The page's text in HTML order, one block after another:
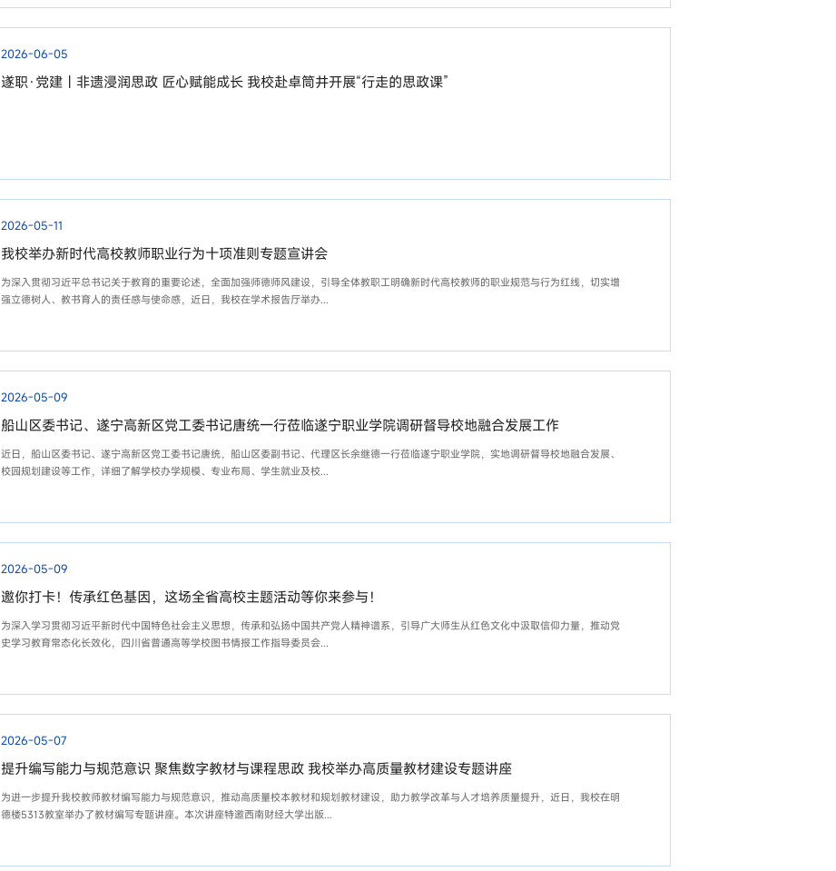
2026-06-05
遂职·党建丨非遗浸润思政 匠心赋能成长 我校赴卓筒井开展“行走的思政课”
2026-05-11
我校举办新时代高校教师职业行为十项准则专题宣讲会
为深入贯彻习近平总书记关于教育的重要论述，全面加强师德师风建设，引导全体教职工明确新时代高校教师的职业规范与行为红线，切实增
强立德树人、教书育人的责任感与使命感，近日，我校在学术报告厅举办...
2026-05-09
船山区委书记、遂宁高新区党工委书记唐统一行莅临遂宁职业学院调研督导校地融合发展工作
近日，船山区委书记、遂宁高新区党工委书记唐统，船山区委副书记、代理区长余继德一行莅临遂宁职业学院，实地调研督导校地融合发展、
校园规划建设等工作，详细了解学校办学规模、专业布局、学生就业及校...
2026-05-09
邀你打卡！传承红色基因，这场全省高校主题活动等你来参与！
为深入学习贯彻习近平新时代中国特色社会主义思想，传承和弘扬中国共产党人精神谱系，引导广大师生从红色文化中汲取信仰力量，推动党
史学习教育常态化长效化，四川省普通高等学校图书情报工作指导委员会...
2026-05-07
提升编写能力与规范意识 聚焦数字教材与课程思政 我校举办高质量教材建设专题讲座
为进一步提升我校教师教材编写能力与规范意识，推动高质量校本教材和规划教材建设，助力教学改革与人才培养质量提升，近日，我校在明
德楼5313教室举办了教材编写专题讲座。本次讲座特邀西南财经大学出版...